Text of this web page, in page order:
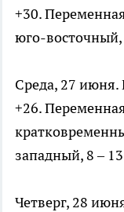
+30.
юго-восточный,
Среда, 27
+26.
западный, 8 –
Четверг, 28